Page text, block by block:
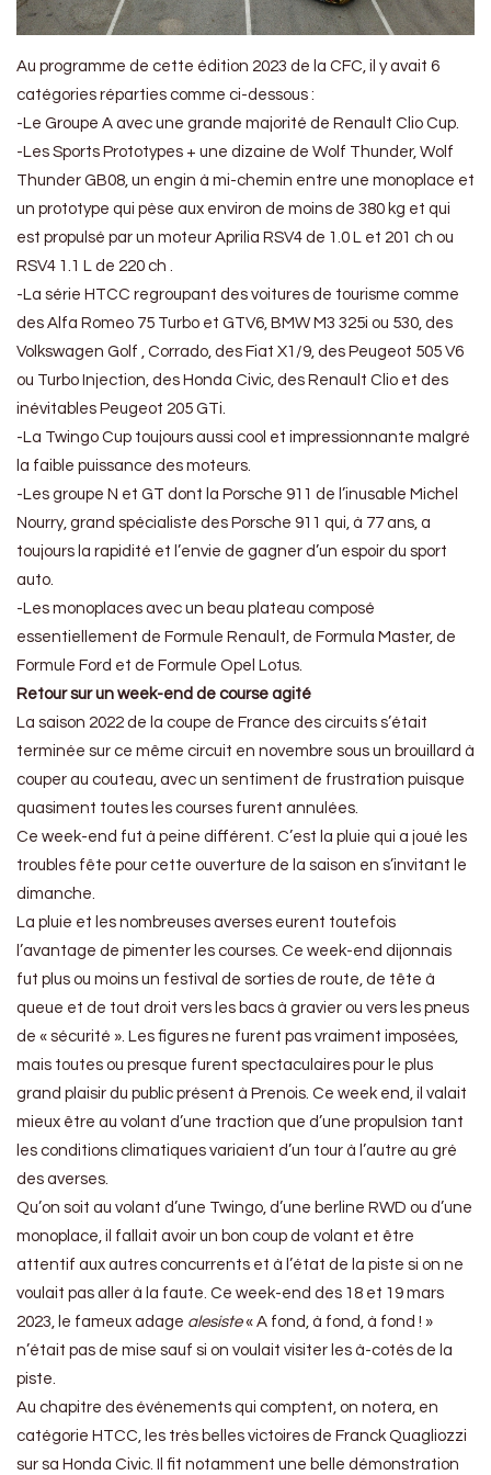
Au programme de cette édition 2023 de la CFC, il y avait 6
catégories réparties comme ci-dessous :
-Le Groupe A avec une grande majorité de Renault Clio Cup.
-Les Sports Prototypes + une dizaine de Wolf Thunder, Wolf
Thunder GB08, un engin à mi-chemin entre une monoplace et
un prototype qui pèse aux environ de moins de 380 kg et qui
est propulsé par un moteur Aprilia RSV4 de 1.0 L et 201 ch ou
RSV4 1.1 L de 220 ch .
-La série HTCC regroupant des voitures de tourisme comme
des Alfa Romeo 75 Turbo et GTV6, BMW M3 325i ou 530, des
Volkswagen Golf , Corrado, des Fiat X1/9, des Peugeot 505 V6
ou Turbo Injection, des Honda Civic, des Renault Clio et des
inévitables Peugeot 205 GTi.
-La Twingo Cup toujours aussi cool et impressionnante malgré
la faible puissance des moteurs.
-Les groupe N et GT dont la Porsche 911 de l’inusable Michel
Nourry, grand spécialiste des Porsche 911 qui, à 77 ans, a
toujours la rapidité et l’envie de gagner d’un espoir du sport
auto.
-Les monoplaces avec un beau plateau composé
essentiellement de Formule Renault, de Formula Master, de
Formule Ford et de Formule Opel Lotus.
Retour sur un week-end de course agité
La saison 2022 de la coupe de France des circuits s’était
terminée sur ce même circuit en novembre sous un brouillard à
couper au couteau, avec un sentiment de frustration puisque
quasiment toutes les courses furent annulées.
Ce week-end fut à peine différent. C’est la pluie qui a joué les
troubles fête pour cette ouverture de la saison en s’invitant le
dimanche.
La pluie et les nombreuses averses eurent toutefois
l’avantage de pimenter les courses. Ce week-end dijonnais
fut plus ou moins un festival de sorties de route, de tête à
queue et de tout droit vers les bacs à gravier ou vers les pneus
de « sécurité ». Les figures ne furent pas vraiment imposées,
mais toutes ou presque furent spectaculaires pour le plus
grand plaisir du public présent à Prenois. Ce week end, il valait
mieux être au volant d’une traction que d’une propulsion tant
les conditions climatiques variaient d’un tour à l’autre au gré
des averses.
Qu’on soit au volant d’une Twingo, d’une berline RWD ou d’une
monoplace, il fallait avoir un bon coup de volant et être
attentif aux autres concurrents et à l’état de la piste si on ne
voulait pas aller à la faute. Ce week-end des 18 et 19 mars
2023, le fameux adage alesiste« A fond, à fond, à fond ! »
n’était pas de mise sauf si on voulait visiter les à-cotés de la
piste.
Au chapitre des événements qui comptent, on notera, en
catégorie HTCC, les très belles victoires de Franck Quagliozzi
sur sa Honda Civic. Il fit notamment une belle démonstration